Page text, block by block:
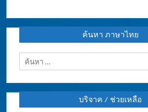
ค้นหา ภาษาไทย
บริจาค / ช่วยเหลือ